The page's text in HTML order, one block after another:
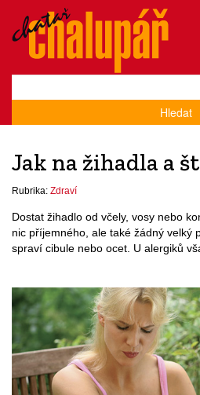
Hledat
Jak na žihadla a
Rubrika: Zdraví
Dostat žihadlo od včely, vosy nebo
nic příjemného, ale také žádný velký
spraví cibule nebo ocet. U alergiků